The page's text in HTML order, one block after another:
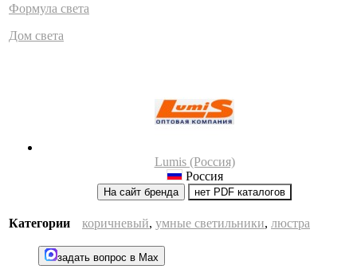
Формула света
Дом света
Lumis (Россия)
Россия
На сайт бренда нет PDF каталогов
Категории коричневый, умные светильники, люстра
задать вопрос в Max